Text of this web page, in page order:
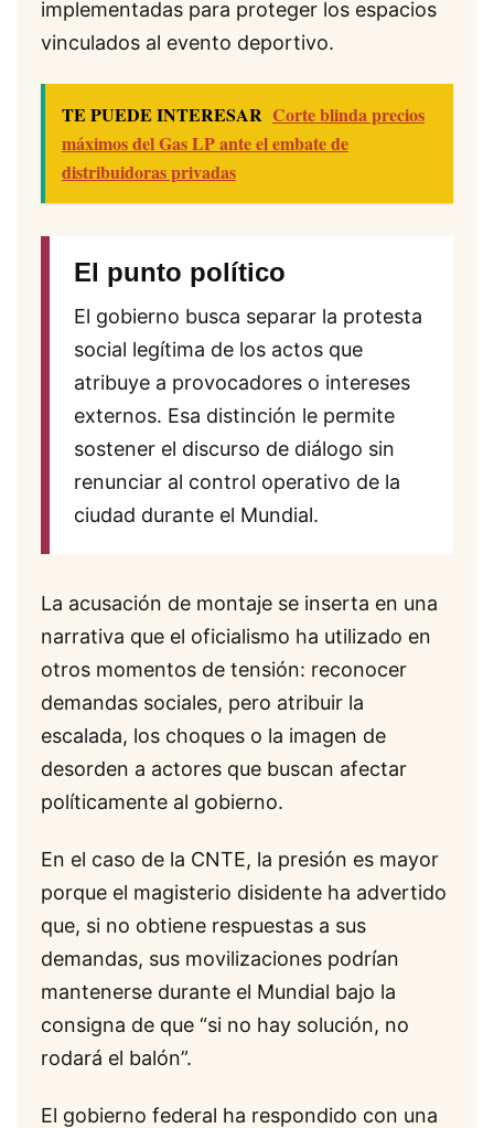
implementadas para proteger los espacios
vinculados al evento deportivo.
TE PUEDE INTERESAR Corte blinda precios
máximos del Gas LP ante el embate de
distribuidoras privadas
El punto político
El gobierno busca separar la protesta
social legítima de los actos que
atribuye a provocadores o intereses
externos. Esa distinción le permite
sostener el discurso de diálogo sin
renunciar al control operativo de la
ciudad durante el Mundial.
La acusación de montaje se inserta en una
narrativa que el oficialismo ha utilizado en
otros momentos de tensión: reconocer
demandas sociales, pero atribuir la
escalada, los choques o la imagen de
desorden a actores que buscan afectar
políticamente al gobierno.
En el caso de la CNTE, la presión es mayor
porque el magisterio disidente ha advertido
que, si no obtiene respuestas a sus
demandas, sus movilizaciones podrían
mantenerse durante el Mundial bajo la
consigna de que “si no hay solución, no
rodará el balón”.
El gobierno federal ha respondido con una